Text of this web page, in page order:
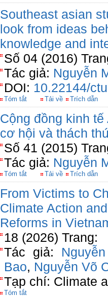
Southeast asian
look from ideas
knowledge and
Số 04 (2016)
Tác giả: Nguyễn
DOI: 10.22144/
Tóm tắt Tải về Trích dẫn
Cộng đồng kinh
cơ hội và thách
Số 41 (2015)
Tác giả: Nguyễn
Tóm tắt Tải về Trích dẫn
From Victims to
Climate Action
Reforms in
18 (2026) Trang:
Tác giả:
Bao, Nguyễn Võ
Tạp chí: Climate
Tóm tắt